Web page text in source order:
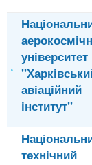
університет
авіаційний
інститут"
технічний